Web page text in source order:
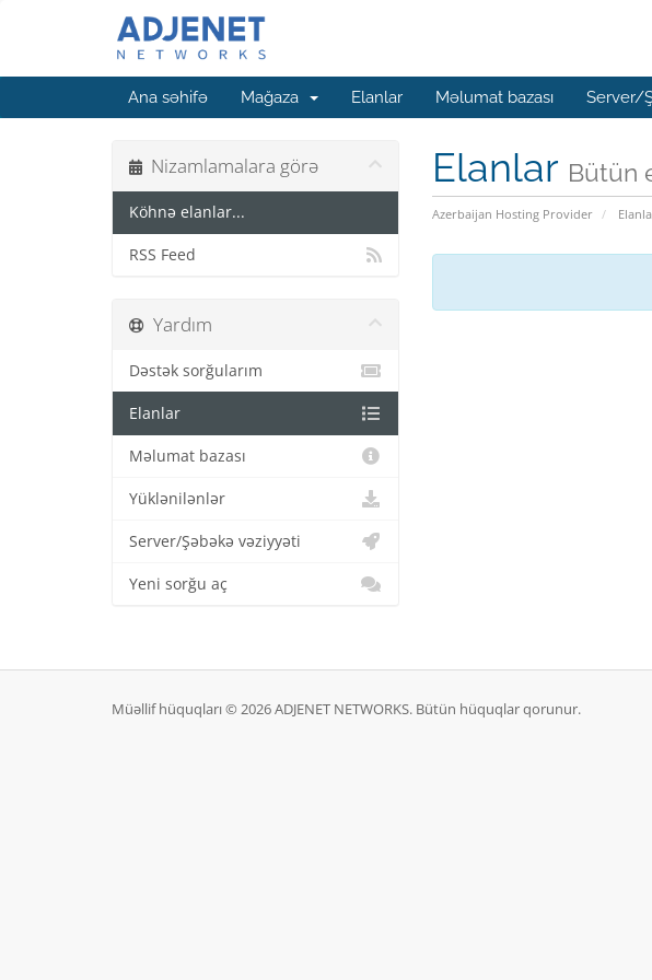
Ana səhifə Mağaza Elanlar Məlumat bazası Server/
Elanlar Bütün
Azerbaijan Hosting Provider
Nizamlamalara görə
Köhnə elanlar...
RSS Feed
Yardım
Dəstək sorğularım
Elanlar
Məlumat bazası
Yüklənilənlər
Server/Şəbəkə vəziyyəti
Yeni sorğu aç
Müəllif hüquqları © 2026 ADJENET NETWORKS. Bütün hüquqlar qorunur.